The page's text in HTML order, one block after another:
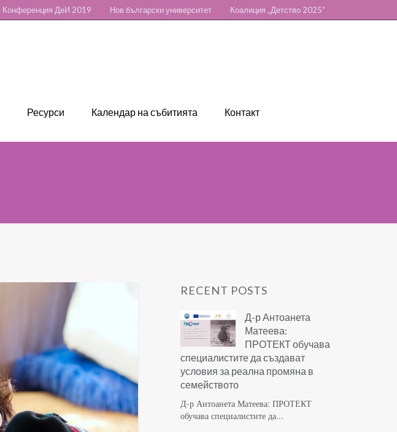
Конференция ДеИ 2019 Нов български университет Коалиция „Детство 2025“
Ресурси Календар на събитията Контакт
RECENT POSTS
Д-р Антоанета
Матеева:
ПРОТЕКТ обучава
специалистите да създават
условия за реална промяна в
семейството
Д-р Антоанета Матеева: ПРОТЕКТ
обучава специалистите да...